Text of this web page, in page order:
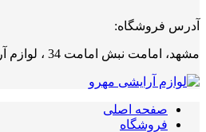
آدرس فروشگاه:
مشهد، امامت نبش امامت 34 ، لوازم آرایش مهرو
صفحه اصلی
فروشگاه